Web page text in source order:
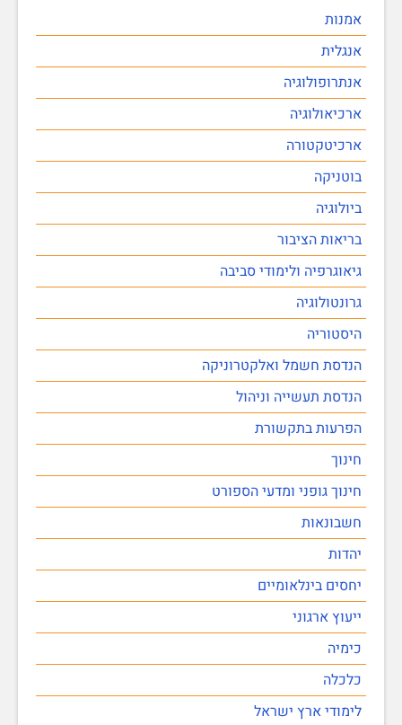
אמנות
אנגלית
אנתרופולוגיה
ארכיאולוגיה
ארכיטקטורה
בוטניקה
ביולוגיה
בריאות הציבור
גיאוגרפיה ולימודי סביבה
גרונטולוגיה
היסטוריה
הנדסת חשמל ואלקטרוניקה
הנדסת תעשייה וניהול
הפרעות בתקשורת
חינוך
חינוך גופני ומדעי הספורט
חשבונאות
יהדות
יחסים בינלאומיים
ייעוץ ארגוני
כימיה
כלכלה
לימודי ארץ ישראל